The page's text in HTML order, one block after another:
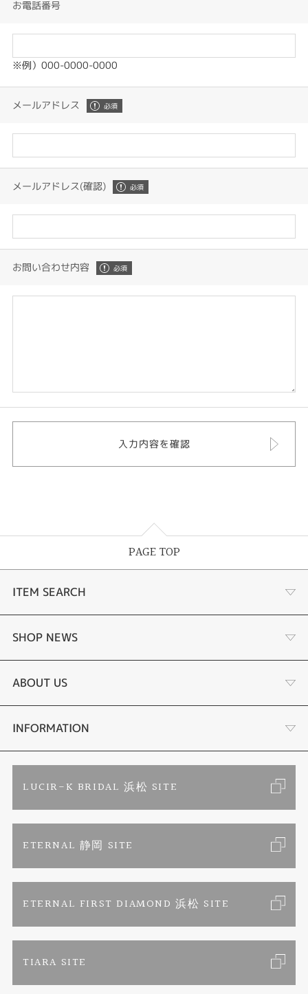
お電話番号
※例）000-0000-0000
メールアドレス
メールアドレス(確認)
お問い合わせ内容
PAGE TOP
ITEM SEARCH
あこや真珠
黒蝶真珠
時計
色石
ジュエリーリフォーム
婚約指輪
Savon de Bijoux
Savon de Bijoux化粧石鹸
SHOP NEWS
個性溢れる色石の魅力
YouTube ルシルケイチャンネル
ブライダルリングサイト
ブランドリスト
ペンを拾うお姉さん
ABOUT US
店舗情報・会社概要
お客様の声
INFORMATION
特定商取引に関する表記
LUCIR-K BRIDAL 浜松 SITE
ETERNAL 静岡 SITE
ETERNAL FIRST DIAMOND 浜松 SITE
TIARA SITE